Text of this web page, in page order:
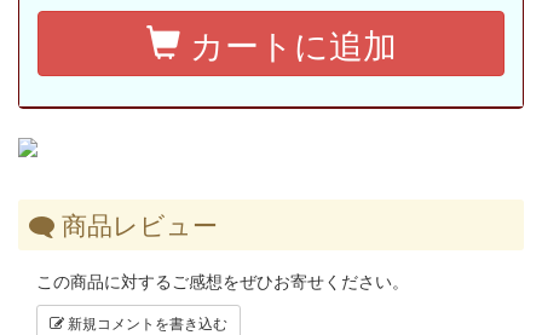
カートに追加
商品レビュー
この商品に対するご感想をぜひお寄せください。
新規コメントを書き込む